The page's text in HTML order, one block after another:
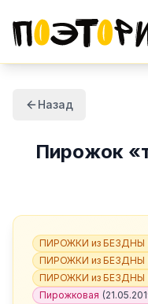
Назад
Пирожок «
ПИРОЖКИ из БЕЗДНЫ
ПИРОЖКИ из БЕЗДНЫ
ПИРОЖКИ из БЕЗДНЫ
Пирожковая (